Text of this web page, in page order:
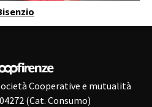
Cooperative e mutualità
(Cat. Consumo)